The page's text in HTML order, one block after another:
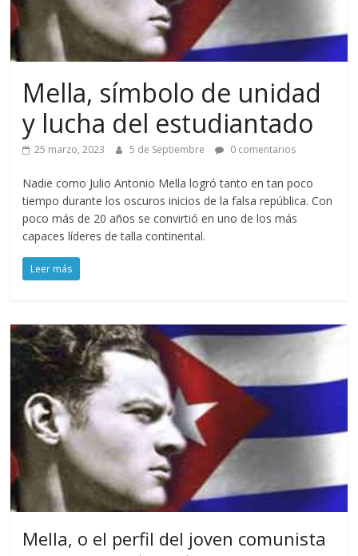
Mella, símbolo de unidad
y lucha del estudiantado
25 marzo, 2023 5 de Septiembre 0 comentarios
Nadie como Julio Antonio Mella logró tanto en tan poco
tiempo durante los oscuros inicios de la falsa república. Con
poco más de 20 años se convirtió en uno de los más
capaces líderes de talla continental.
Leer más
Mella, o el perfil del joven comunista